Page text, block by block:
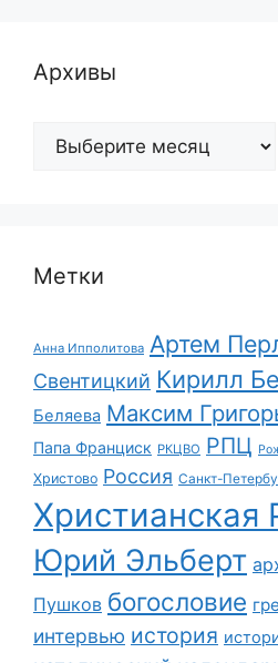
Архивы
Архивы
Метки
Анна Ипполитова Артем
Свентицкий Кирилл
Беляева Максим
Папа Франциск РКЦВО РПЦ
Христово Россия Санкт-
Христианская
Юрий Эльберт
Пушков богословие
интервью история